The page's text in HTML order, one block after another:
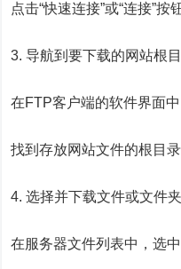
点击“快速连接”或“连接”
3. 导航到要下载的网站根
在FTP客户端的软件界面
找到存放网站文件的根目录
4. 选择并下载文件或文件夹
在服务器文件列表中，选